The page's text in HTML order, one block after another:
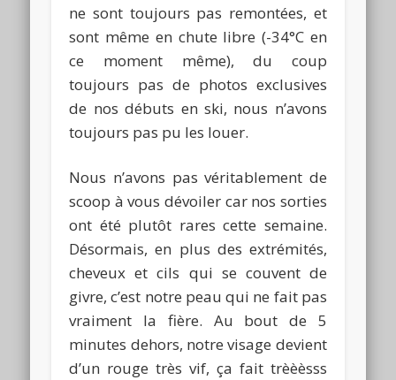
ne sont toujours pas remontées, et
sont même en chute libre (-34°C en
ce moment même), du coup
toujours pas de photos exclusives
de nos débuts en ski, nous n’avons
toujours pas pu les louer.
Nous n’avons pas véritablement de
scoop à vous dévoiler car nos sorties
ont été plutôt rares cette semaine.
Désormais, en plus des extrémités,
cheveux et cils qui se couvent de
givre, c’est notre peau qui ne fait pas
vraiment la fière. Au bout de 5
minutes dehors, notre visage devient
d’un rouge très vif, ça fait trèèèsss